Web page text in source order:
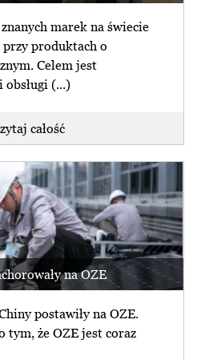
marek na świecie
produktach o
Celem jest
obsługi (...)
całość
na OZE
postawiły na OZE.
tym, że OZE jest coraz